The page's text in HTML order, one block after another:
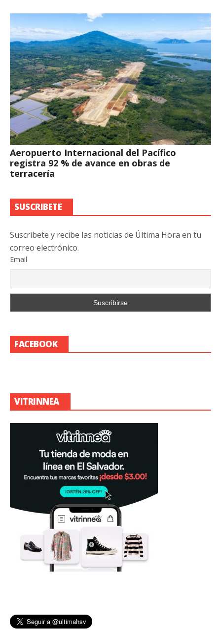
Aeropuerto Internacional del Pacífico
registra 92 % de avance en obras de
terracería
SUSCRIBETE
Suscribete y recibe las noticias de Última Hora en tu
correo electrónico.
Email
FACEBOOK
VITRINNEA